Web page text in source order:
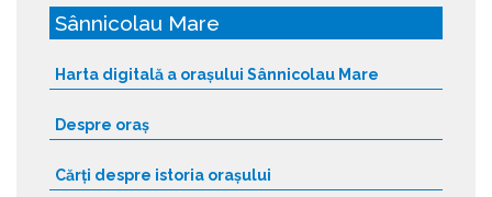
Sânnicolau Mare
Harta digitală a orașului Sânnicolau Mare
Despre oraș
Cărți despre istoria orașului